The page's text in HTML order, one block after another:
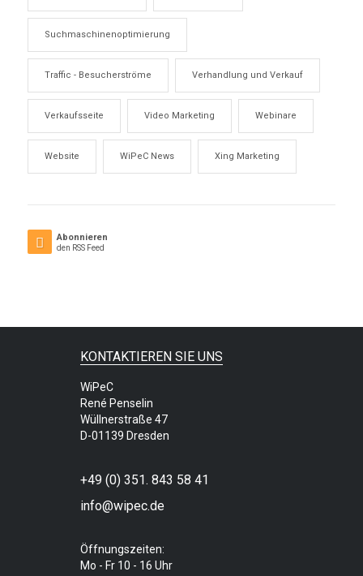
Suchmaschinenoptimierung
Traffic - Besucherströme Verhandlung und Verkauf
Verkaufsseite Video Marketing Webinare
Website WiPeC News Xing Marketing
Abonnieren
den RSS Feed
KONTAKTIEREN SIE UNS
WiPeC
René Penselin
Wüllnerstraße 47
D-01139 Dresden
+49 (0) 351. 843 58 41
info@wipec.de
Öffnungszeiten:
Mo - Fr 10 - 16 Uhr